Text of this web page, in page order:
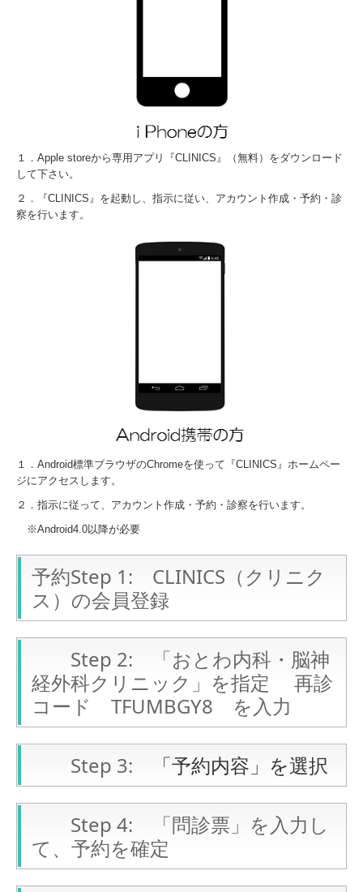
１．Apple storeから専用アプリ『CLINICS』（無料）をダウンロード
して下さい。
２．『CLINICS』を起動し、指示に従い、アカウント作成・予約・診
察を行います。
１．Android標準ブラウザのChromeを使って『CLINICS』ホームペー
ジにアクセスします。
２．指示に従って、アカウント作成・予約・診察を行います。
※Android4.0以降が必要
予約Step 1: CLINICS（クリニク
ス）の会員登録
Step 2: 「おとわ内科・脳神
経外科クリニック」を指定 再診
コード TFUMBGY8 を入力
Step 3: 「予約内容」を選択
Step 4: 「問診票」を入力し
て、予約を確定